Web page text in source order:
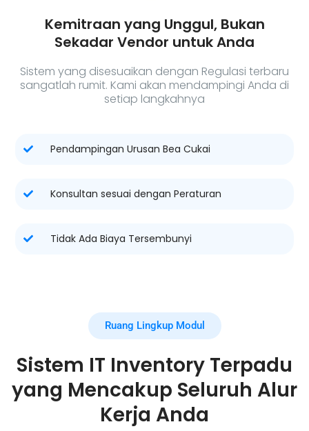
Kemitraan yang Unggul, Bukan
Sekadar Vendor untuk Anda
Sistem yang disesuaikan dengan Regulasi terbaru
sangatlah rumit. Kami akan mendampingi Anda di
setiap langkahnya
Pendampingan Urusan Bea Cukai
Konsultan sesuai dengan Peraturan
Tidak Ada Biaya Tersembunyi
Ruang Lingkup Modul
Sistem IT Inventory Terpadu
yang Mencakup Seluruh Alur
Kerja Anda